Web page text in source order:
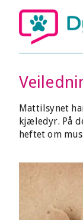
Mattilsynet
kjæledyr. På
heftet om